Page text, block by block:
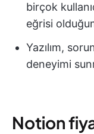
birçok
eğrisi
Yazılım,
deneyimi
Notion